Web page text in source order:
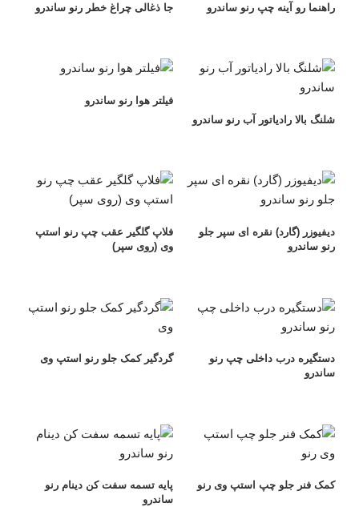
راهنما رو آینه چپ رنو ساندرو جا ذغالی چراغ خطر رنو ساندرو
شلنگ بالا رادیاتور آب رنو ساندرو
فیلتر هوا رنو ساندرو
دیفیوزر (گارد) نقره ای سپر جلو
رنو ساندرو
فلاپ گلگیر عقب چپ رنو استپ
وی (روی سپر)
دستگیره درب داخلی چپ رنو
ساندرو
گردگیر کمک جلو رنو استپ وی
کمک فنر جلو چپ استپ وی رنو
پایه تسمه سفت کن دینام رنو
ساندرو